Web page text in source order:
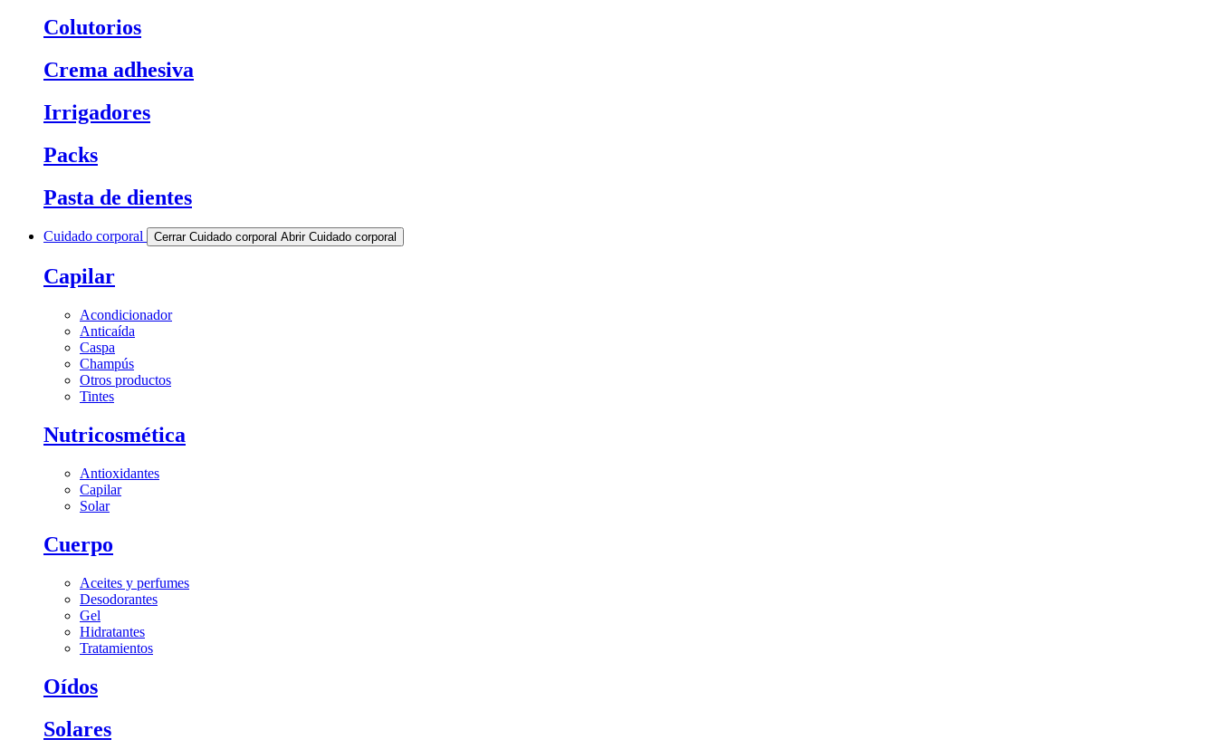
Colutorios
Crema adhesiva
Irrigadores
Packs
Pasta de dientes
Cuidado corporal Cerrar Cuidado corporal Abrir Cuidado corporal
Capilar
Acondicionador
Anticaída
Caspa
Champús
Otros productos
Tintes
Nutricosmética
Antioxidantes
Capilar
Solar
Cuerpo
Aceites y perfumes
Desodorantes
Gel
Hidratantes
Tratamientos
Oídos
Solares